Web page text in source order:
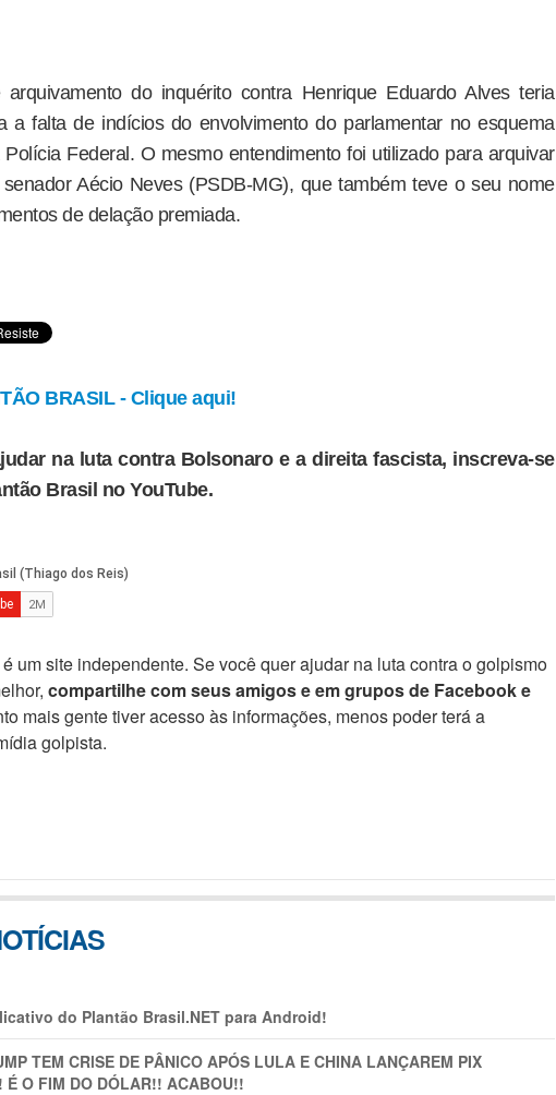
do inquérito contra Henrique Eduardo Alves teria
a falta de indícios do envolvimento do parlamentar no esquema
Polícia Federal. O mesmo entendimento foi utilizado para arquivar
Aécio Neves (PSDB-MG), que também teve o seu nome
de delação premiada.
BRASIL - Clique aqui!
na luta contra Bolsonaro e a direita fascista, inscreva-se
Brasil no YouTube.
é um site independente. Se você quer ajudar na luta contra o golpismo
compartilhe com seus amigos e em grupos de Facebook e
mais gente tiver acesso às informações, menos poder terá a
golpista.
do Plantão Brasil.NET para Android!
TEM CRlSE DE PÂNlCO APÓS LULA E CHINA LANÇAREM PIX
É O FIM DO DÓLAR!! ACABOU!!